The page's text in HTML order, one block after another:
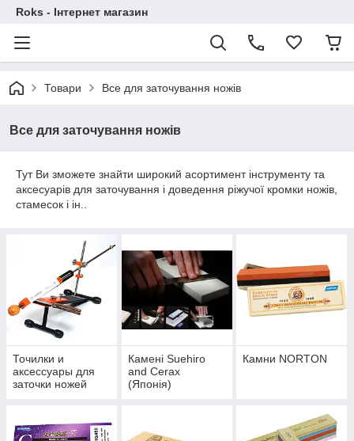
Roks - Інтернет магазин
Товари Все для заточування ножів
Все для заточування ножів
Тут Ви зможете знайти широкий асортимент інструменту та
аксесуарів для заточування і доведення ріжучої кромки ножів,
стамесок і ін..
Точилки и
аксессуары для
заточки ножей
Камені Suehiro
and Cerax
(Японія)
Камни NORTON